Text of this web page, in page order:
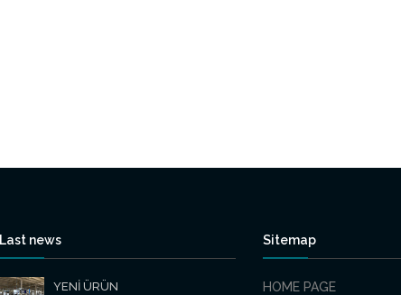
Last news
YENİ ÜRÜN
Sitemap
HOME PAGE